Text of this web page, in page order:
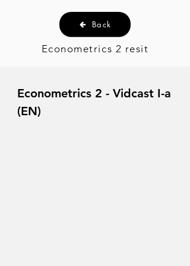
Back
Econometrics 2 resit
Econometrics 2 - Vidcast I-a
(EN)